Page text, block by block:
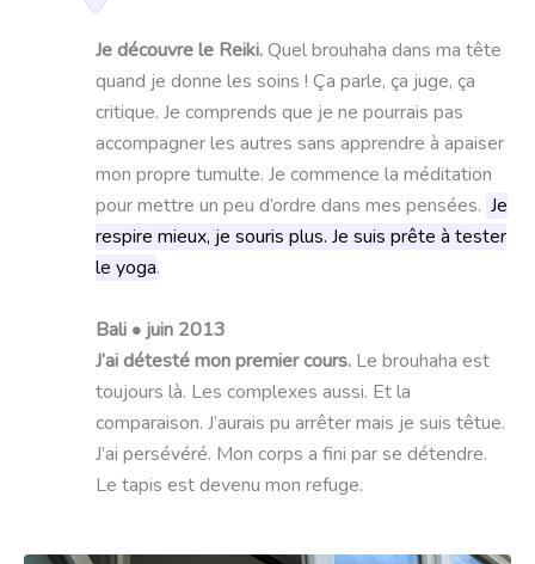
Je découvre le Reiki.Quel brouhaha dans ma tête
quand je donne les soins ! Ça parle, ça juge, ça
critique. Je comprends que je ne pourrais pas
accompagner les autres sans apprendre à apaiser
mon propre tumulte. Je commence la méditation
pour mettre un peu d’ordre dans mes pensées. Je
respire mieux, je souris plus. Je suis prête à tester
le yoga.
Bali • juin 2013
J’ai détesté mon premier cours. Le brouhaha est
toujours là. Les complexes aussi. Et la
comparaison. J’aurais pu arrêter mais je suis têtue.
J’ai persévéré. Mon corps a fini par se détendre.
Le tapis est devenu mon refuge.